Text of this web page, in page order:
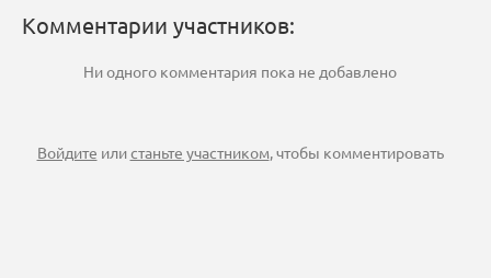
Комментарии участников:
Ни одного комментария пока не добавлено
Войдите илистаньте участником , чтобы комментировать